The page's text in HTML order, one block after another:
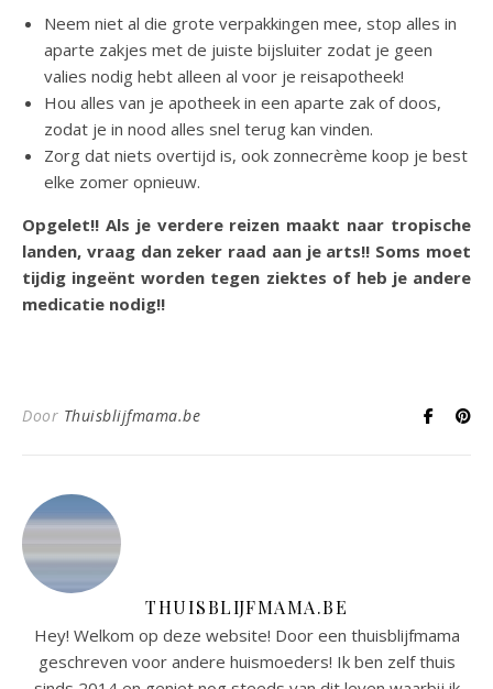
Neem niet al die grote verpakkingen mee, stop alles in
aparte zakjes met de juiste bijsluiter zodat je geen
valies nodig hebt alleen al voor je reisapotheek!
Hou alles van je apotheek in een aparte zak of doos,
zodat je in nood alles snel terug kan vinden.
Zorg dat niets overtijd is, ook zonnecrème koop je best
elke zomer opnieuw.
Opgelet!! Als je verdere reizen maakt naar tropische
landen, vraag dan zeker raad aan je arts!! Soms moet
tijdig ingeënt worden tegen ziektes of heb je andere
medicatie nodig!!
Door Thuisblijfmama.be
THUISBLIJFMAMA.BE
Hey! Welkom op deze website! Door een thuisblijfmama
geschreven voor andere huismoeders! Ik ben zelf thuis